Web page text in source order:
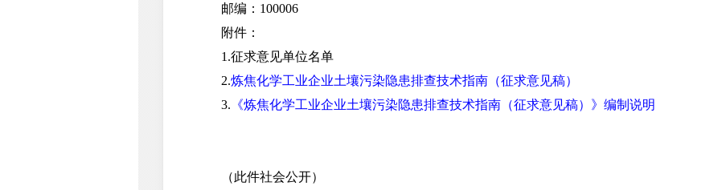
邮编：100006
附件：
1.征求意见单位名单
2.炼焦化学工业企业土壤污染隐患排查技术指南（征求意见稿）
3. 《炼焦化学工业企业土壤污染隐患排查技术指南（征求意见稿）》编制说明
（此件社会公开）